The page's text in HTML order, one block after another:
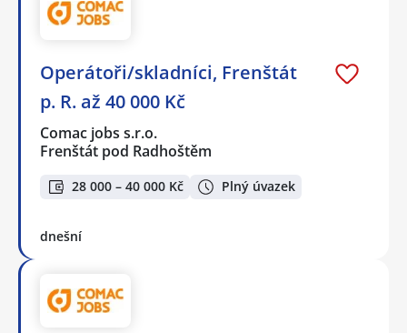
Operátoři/skladníci, Frenštát
p. R. až 40 000 Kč
Comac jobs s.r.o.
Frenštát pod Radhoštěm
28 000 – 40 000 Kč Plný úvazek
dnešní